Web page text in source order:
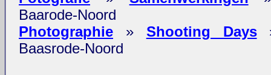
Baarode-Noord
Photographie » Shooting Days
Baasrode-Noord